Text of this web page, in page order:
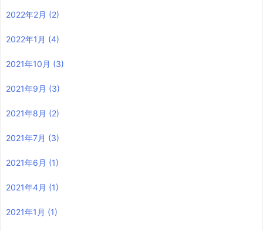
2022年2月 (2)
2022年1月 (4)
2021年10月 (3)
2021年9月 (3)
2021年8月 (2)
2021年7月 (3)
2021年6月 (1)
2021年4月 (1)
2021年1月 (1)